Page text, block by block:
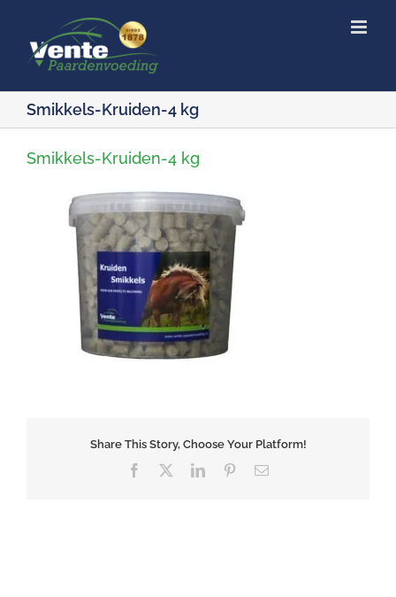
inhoud
Smikkels-Kruiden-4 kg
Smikkels-Kruiden-4 kg
Share This Story, Choose Your Platform!
Facebook LinkedInPinterest
E-